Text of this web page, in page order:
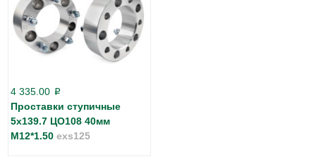
4 335.00 p
Проставки ступичные
5х139.7 ЦО108 40мм
М12*1.50 exs125